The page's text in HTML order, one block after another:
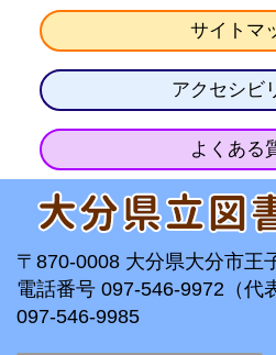
サイトマ
アクセシビ
よくある
〒870-0008 大分県大分市王
電話番号 097-546-9972（代
097-546-9985